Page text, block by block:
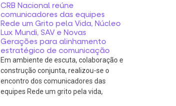
CRB Nacional reúne
comunicadores das equipes
Rede um Grito pela Vida, Núcleo
Lux Mundi, SAV e Novas
Gerações para alinhamento
estratégico de comunicação
Em ambiente de escuta, colaboração e
construção conjunta, realizou-se o
encontro dos comunicadores das
equipes Rede um grito pela vida,